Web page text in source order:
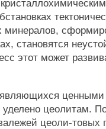
минералов,
становятся
этот может
цеолитам.
цеоли-товых